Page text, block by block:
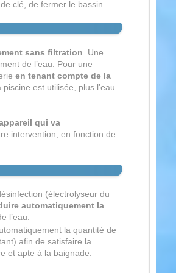
clé, de fermer le bassin
sans filtration . Une
de l’eau. Pour une
en tenant compte de la
est utilisée, plus l’eau
qui va
intervention, en fonction de
(électrolyseur du
automatiquement la
l’eau.
la quantité de
afin de satisfaire la
et apte à la baignade.